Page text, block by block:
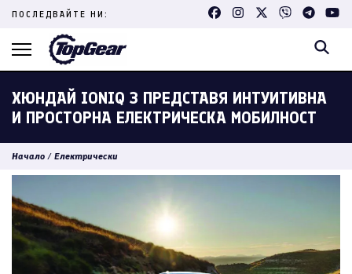
Skip
content
ПОСЛЕДВАЙТЕ НИ:
ХЮНДАЙ IONIQ 3 ПРЕДСТАВЯ ИНТУИТИВНА
И ПРОСТОРНА ЕЛЕКТРИЧЕСКА МОБИЛНОСТ
Начало / Електрически